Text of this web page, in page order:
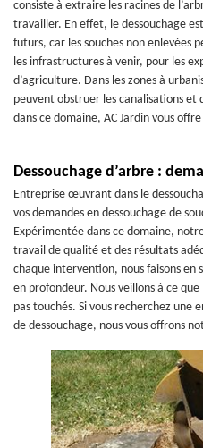
consiste à extraire les racines de
travailler. En effet, le dessouchage
futurs, car les souches non enlevées
les infrastructures à venir, pour les
d’agriculture. Dans les zones à
peuvent obstruer les canalisations et
dans ce domaine, AC Jardin vous
Dessouchage d’arbre :
Entreprise œuvrant dans le
vos demandes en dessouchage de
Expérimentée dans ce domaine,
travail de qualité et des résultats
chaque intervention, nous faisons en
en profondeur. Nous veillons à ce
pas touchés. Si vous recherchez une
de dessouchage, nous vous offrons